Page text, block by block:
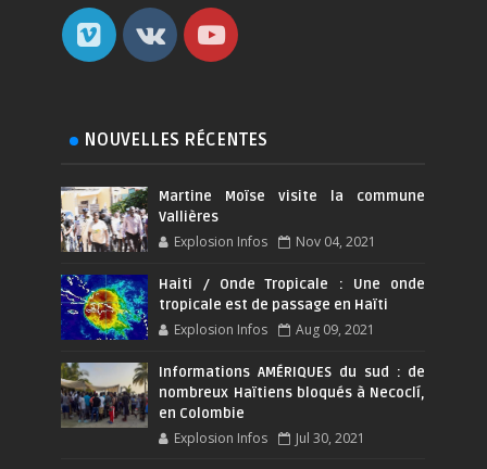
NOUVELLES RÉCENTES
Martine Moïse visite la commune
Vallières
Explosion Infos Nov 04, 2021
Haiti / Onde Tropicale : Une onde
tropicale est de passage en Haïti
Explosion Infos Aug 09, 2021
Informations AMÉRIQUES du sud : de
nombreux Haïtiens bloqués à Necoclí,
en Colombie
Explosion Infos Jul 30, 2021